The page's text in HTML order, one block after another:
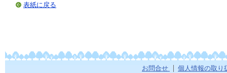
表紙に戻る
お問合せ 個人情報の取り